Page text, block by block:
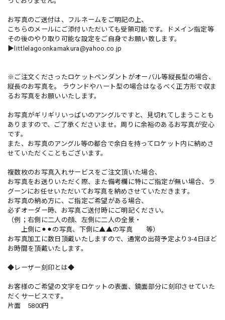
お写真のご送付は、フルネームをご明記の上、
こちらのメールにご添付いただいても受領可能です。ドメイン指定等
その後のやり取り可能な設定をご自身でお願い致します。
▶︎littlelagoonkamakura@yahoo.co.jp
※ご注文くださったロケットペンダントがオーバル等縦長型の場合、
縦長のお写真を。 ラウンドやハート型の場合はなるべく正方形で収ま
るお写真をお願いいたします。
お写真がギリギリいっぱいのアングルですと、見切れてしまうことも
ありますので、ご了承くださいませ。周りに余裕のあるお写真が安心
です。
また、お写真のアングル等の都合で余白を持ってロケット内に納めさ
せていただくこともございます。
複数枚のお写真入れサービスをご注文頂いた場合、
お写真をお送りいただく際、また備考欄に特にご指定が無い場合、ラ
グーンにお任せいただいてお写真を納めさせていただきます。
お写真の納め方に、ご指定ご希望がある場合、
必ずオーダー時、お写真ご送付時にご明記ください。
（例；右側に二人の顔、左側に二人の全景・
上側に⚫︎⚫︎の写真、下側に▲▲の写真 等）
お写真加工に数日頂戴いたしますので、通常の出荷予定より3-4日ほど
お時間を頂戴いたします。
◆レーザー刻印とは◆
お客様のご希望の文字をロケットの表面、鏡面部分に刻印させていた
だくサービスです。
片面 5800円